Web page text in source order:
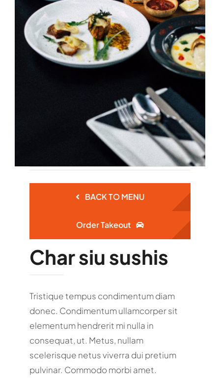
BACK TO MENU
Order Takeout
Char siu sushis
Tristique tempus condimentum diam
donec. Condimentum ullamcorper sit
elementum hendrerit mi nulla in
consequat, ut. Metus, nullam
scelerisque netus viverra dui pretium
pulvinar. Commodo morbi amet.